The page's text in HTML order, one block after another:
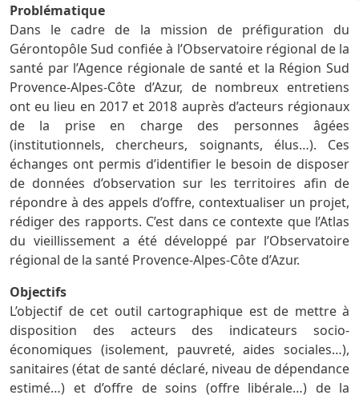
Problématique
Dans le cadre de la mission de préfiguration du
Gérontopôle Sud confiée à l’Observatoire régional de la
santé par l’Agence régionale de santé et la Région Sud
Provence-Alpes-Côte d’Azur, de nombreux entretiens
ont eu lieu en 2017 et 2018 auprès d’acteurs régionaux
de la prise en charge des personnes âgées
(institutionnels, chercheurs, soignants, élus…). Ces
échanges ont permis d’identifier le besoin de disposer
de données d’observation sur les territoires afin de
répondre à des appels d’offre, contextualiser un projet,
rédiger des rapports. C’est dans ce contexte que l’Atlas
du vieillissement a été développé par l’Observatoire
régional de la santé Provence-Alpes-Côte d’Azur.
Objectifs
L’objectif de cet outil cartographique est de mettre à
disposition des acteurs des indicateurs socio-
économiques (isolement, pauvreté, aides sociales…),
sanitaires (état de santé déclaré, niveau de dépendance
estimé…) et d’offre de soins (offre libérale…) de la